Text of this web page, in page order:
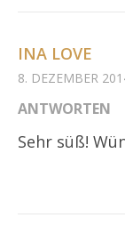
INA LOVE
8. DEZEMBER
ANTWORTEN
Sehr süß!